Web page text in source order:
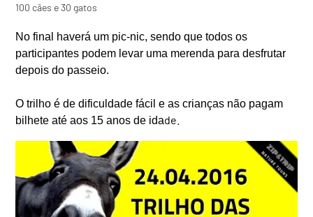
100 cães e 30 gatos
No final haverá um pic-nic, sendo que todos os
participantes podem levar uma merenda para desfrutar
depois do passeio.
O trilho é de dificuldade fácil e as crianças não pagam
bilhete até aos 15 anos de idade.